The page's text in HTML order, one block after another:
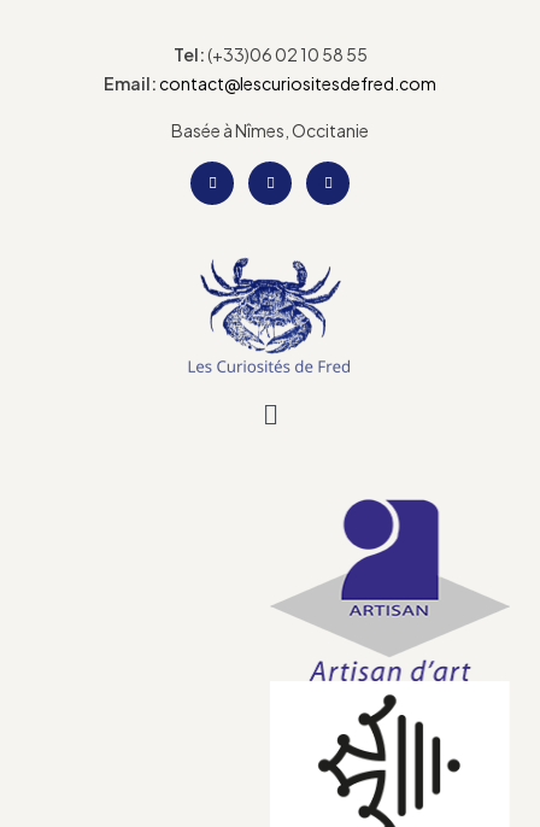
Tel:(+33)06 02 10 58 55
Email:contact@lescuriositesdefred.com
Basée à Nîmes, Occitanie